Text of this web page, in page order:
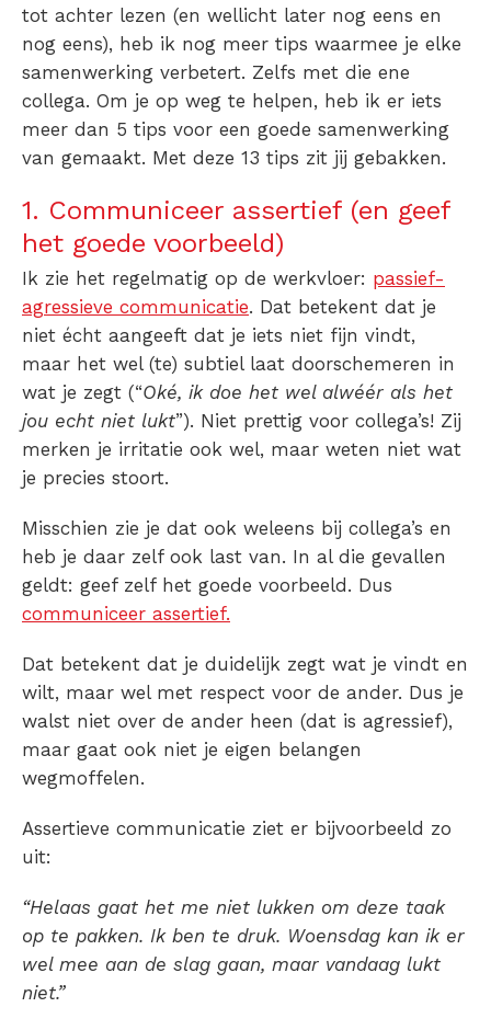
tot achter lezen (en wellicht later nog eens en
nog eens), heb ik nog meer tips waarmee je elke
samenwerking verbetert. Zelfs met die ene
collega. Om je op weg te helpen, heb ik er iets
meer dan 5 tips voor een goede samenwerking
van gemaakt. Met deze 13 tips zit jij gebakken.
1. Communiceer assertief (en geef
het goede voorbeeld)
Ik zie het regelmatig op de werkvloer: passief-
agressieve communicatie. Dat betekent dat je
niet écht aangeeft dat je iets niet fijn vindt,
maar het wel (te) subtiel laat doorschemeren in
wat je zegt (“Oké, ik doe het wel alwéér als het
jou echt niet lukt”). Niet prettig voor collega’s! Zij
merken je irritatie ook wel, maar weten niet wat
je precies stoort.
Misschien zie je dat ook weleens bij collega’s en
heb je daar zelf ook last van. In al die gevallen
geldt: geef zelf het goede voorbeeld. Dus
communiceer assertief.
Dat betekent dat je duidelijk zegt wat je vindt en
wilt, maar wel met respect voor de ander. Dus je
walst niet over de ander heen (dat is agressief),
maar gaat ook niet je eigen belangen
wegmoffelen.
Assertieve communicatie ziet er bijvoorbeeld zo
uit:
“Helaas gaat het me niet lukken om deze taak
op te pakken. Ik ben te druk. Woensdag kan ik er
wel mee aan de slag gaan, maar vandaag lukt
niet.”